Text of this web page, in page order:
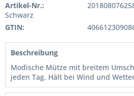
Artikel-Nr.:
Schwarz
GTIN:
Beschreibung
Modische Mütze mit breitem
jeden Tag. Hält bei Wind und